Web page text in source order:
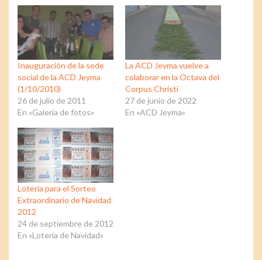
Inauguración de la sede
social de la ACD Jeyma
(1/10/2010)
26 de julio de 2011
En «Galería de fotos»
La ACD Jeyma vuelve a
colaborar en la Octava del
Corpus Christi
27 de junio de 2022
En «ACD Jeyma»
Lotería para el Sorteo
Extraordinario de Navidad
2012
24 de septiembre de 2012
En «Lotería de Navidad»